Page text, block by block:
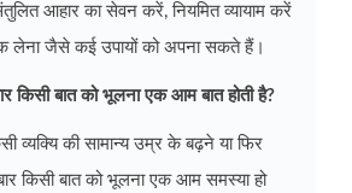
आहार का सेवन करें, नियमित व्यायाम करें
लेना जैसे कई उपायों को अपना सकते हैं।
किसी बात को भूलना एक आम बात होती है?
व्यक्यि की सामान्य उम्र के बढ़ने या फिर
किसी बात को भूलना एक आम समस्या हो